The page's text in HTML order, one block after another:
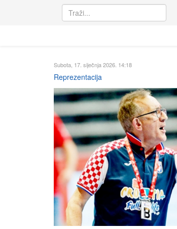
Subota, 17. siječnja 2026. 14:18
Reprezentacija